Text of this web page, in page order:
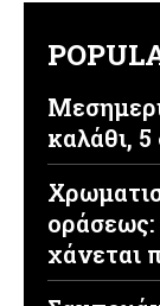
καλάθι,
χάνεται